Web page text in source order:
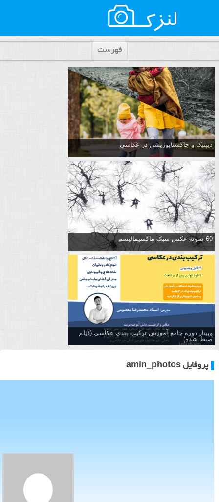
فهرست
دیپتیک و جاکستا‌پوزیشن در عکاسی
60 نمونه عکس سبک ماکسیمالیسم
وبینار دوره جامع آموزش تركيب بندي عكاسي (فیلم
ضبط شده)
پروفایل amin_photos